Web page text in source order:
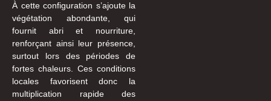
À cette configuration s’ajoute la
végétation abondante, qui
fournit abri et nourriture,
renforçant ainsi leur présence,
surtout lors des périodes de
fortes chaleurs. Ces conditions
locales favorisent donc la
multiplication rapide des